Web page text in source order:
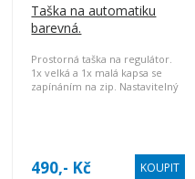
Taška na automatiku
barevná.
Prostorná taška na regulátor.
1x velká a 1x malá kapsa se
zapínáním na zip. Nastavitelný
490,- Kč KOUPIT